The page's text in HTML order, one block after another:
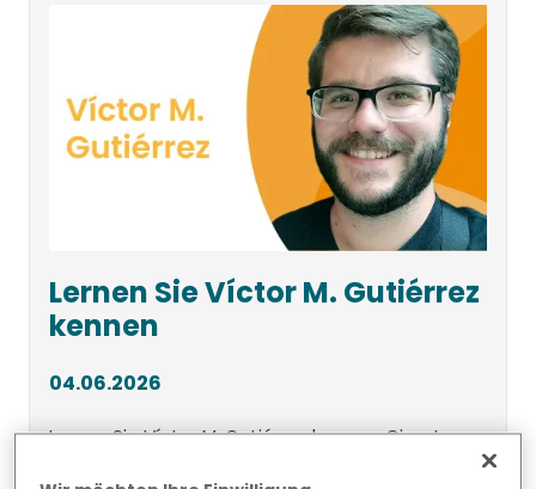
Lernen Sie Víctor M. Gutiérrez
kennen
04.06.2026
Lernen Sie Víctor M. Gutiérrez kennen, Cimatron